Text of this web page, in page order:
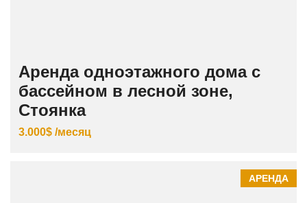
Аренда одноэтажного дома с
бассейном в лесной зоне,
Стоянка
3.000$ /месяц
АРЕНДА